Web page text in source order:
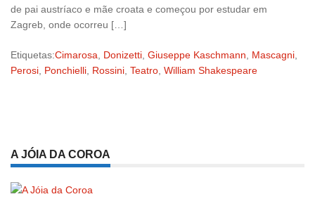
de pai austríaco e mãe croata e começou por estudar em
Zagreb, onde ocorreu […]
Etiquetas:Cimarosa Donizetti Giuseppe Kaschmann Mascagni
Perosi Ponchielli Rossini Teatro William Shakespeare
A JÓIA DA COROA